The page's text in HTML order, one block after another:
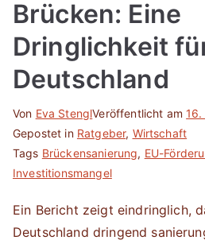
Brücken: Eine
Dringlichkeit
Deutschland
Von Eva StenglVeröffentlicht am16.
Gepostet in Ratgeber, Wirtschaft
Tags Brückensanierung, EU-
Investitionsmangel
Ein Bericht zeigt eindringlich,
Deutschland dringend